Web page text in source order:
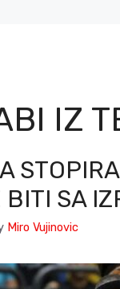
IZ
BITI SA
Miro Vujinovic